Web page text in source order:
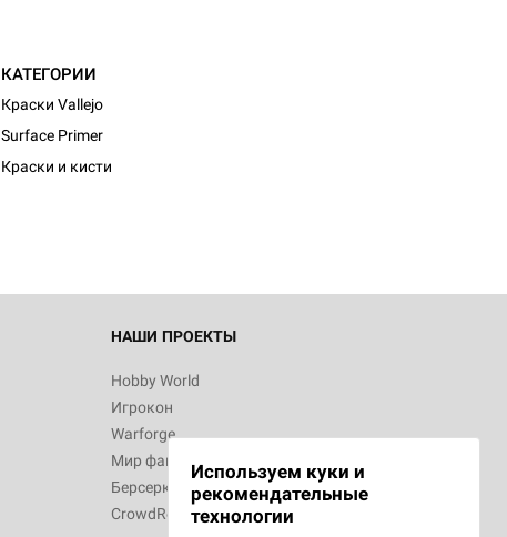
КАТЕГОРИИ
Краски Vallejo
Surface Primer
Краски и кисти
НАШИ ПРОЕКТЫ
Hobby World
Игрокон
Warforge
Мир фантастики
Берсерк
CrowdRepublic
Используем куки и
рекомендательные
технологии